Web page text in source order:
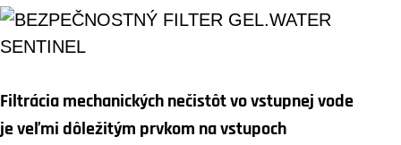
Filtrácia mechanických nečistôt vo vstupnej vode
je veľmi dôležitým prvkom na vstupoch